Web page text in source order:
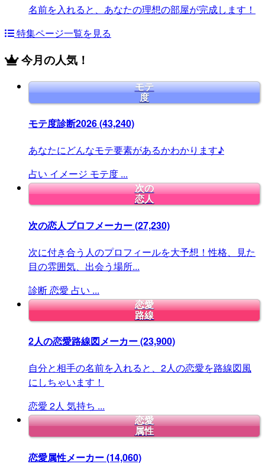
名前を入れると、あなたの理想の部屋が完成します！
特集ページ一覧を見る
今月の人気！
モテ
度
モテ度診断2026(43,240)
あなたにどんなモテ要素があるかわかります♪
占い イメージ モテ度 ...
次の
恋人
次の恋人プロフメーカー(27,230)
次に付き合う人のプロフィールを大予想！性格、見た
目の雰囲気、出会う場所...
診断恋愛 占い ...
恋愛
路線
2人の恋愛路線図メーカー(23,900)
自分と相手の名前を入れると、2人の恋愛を路線図風
にしちゃいます！
恋愛 2人 気持ち ...
恋愛
属性
恋愛属性メーカー(14,060)